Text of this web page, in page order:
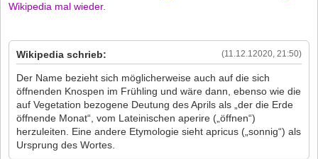
Wikipedia mal wieder.
(11.12.12020, 21:50)
Wikipedia schrieb:
Der Name bezieht sich möglicherweise auch auf die sich
öffnenden Knospen im Frühling und wäre dann, ebenso wie die
auf Vegetation bezogene Deutung des Aprils als „der die Erde
öffnende Monat“, vom Lateinischen aperire („öffnen“)
herzuleiten. Eine andere Etymologie sieht apricus („sonnig“) als
Ursprung des Wortes.